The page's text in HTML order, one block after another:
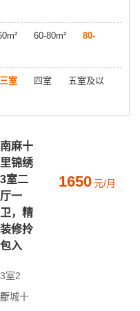
60-80m²
80-
三室 四室
五室及以
南麻十
里锦绣
3室二
厅一
卫，精
装修拎
包入
3室2
厅
新城十
1650元/月